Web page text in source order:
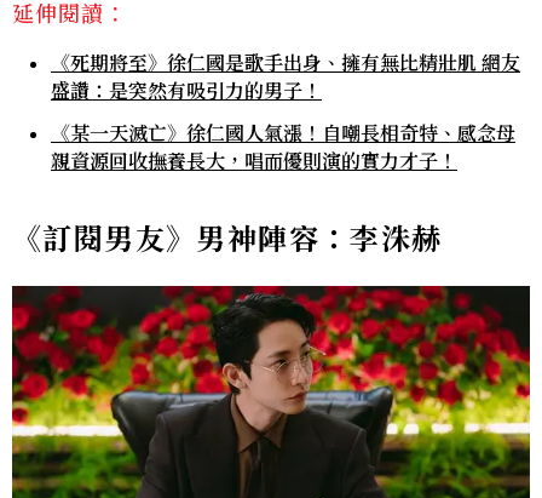
延伸閱讀：
《死期將至》徐仁國是歌手出身、擁有無比精壯肌 網友
盛讚：是突然有吸引力的男子！
《某一天滅亡》徐仁國人氣漲！自嘲長相奇特、感念母
親資源回收撫養長大，唱而優則演的實力才子！
《訂閱男友》男神陣容：李洙赫